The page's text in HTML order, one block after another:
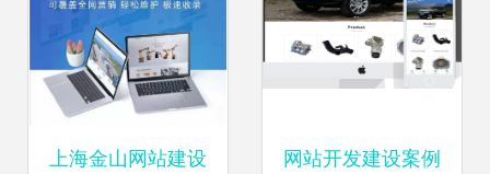
上海金山网站建设 网站开发建设案例